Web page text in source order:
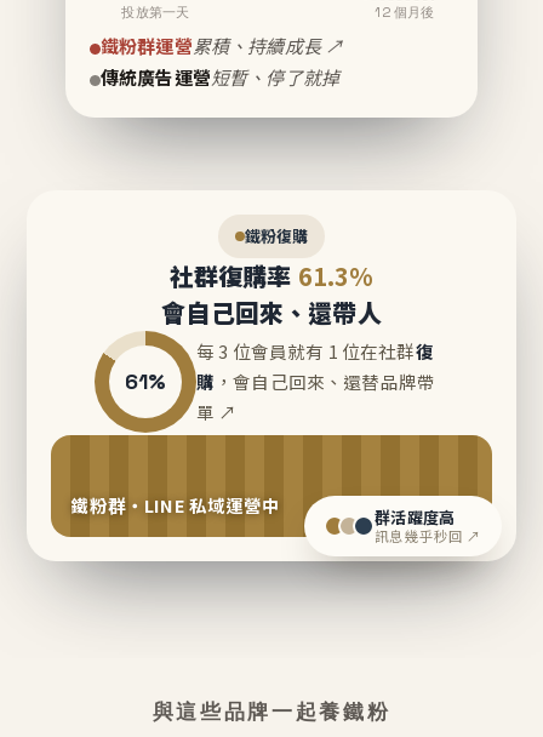
投放第一天 12 個月後
鐵粉群運營累積、持續成長 ↗
傳統廣告運營短暫、停了就掉
鐵粉復購
社群復購率 61.3%
會自己回來、還帶人
61%
每 3 位會員就有 1 位在社群復
購 ，會自己回來、還替品牌帶
單 ↗
鐵粉群・LINE 私域運營中 群活躍度高
訊息幾乎秒回 ↗
與這些品牌一起養鐵粉